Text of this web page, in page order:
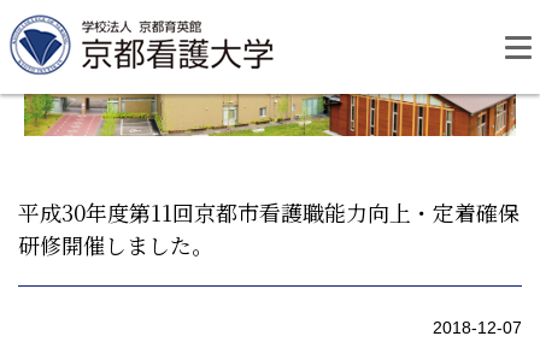
資料請求
to
平成30年度第11回京都市看護職能力向上・定着確保
研修開催しました。
2018-12-07